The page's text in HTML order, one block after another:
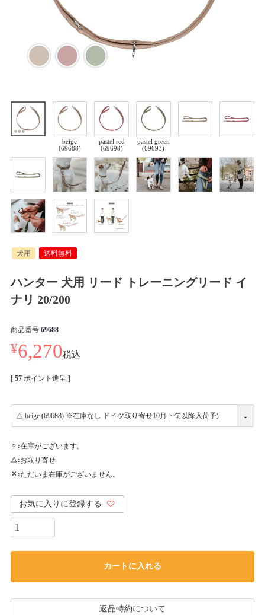
beige
(69688)
pastel red
(69698)
pastel green
(69693)
犬用 送料無料
ハンター 犬用 リード トレーニングリード イ
ナリ 20/200
商品番号 69688
¥6,270税込
[ 57 ポイント進呈 ]
○ 在庫がございます。
△ お取り寄せ
✕ ただいま在庫がございません。
お気に入りに登録する
カートに入れる
返品特約について